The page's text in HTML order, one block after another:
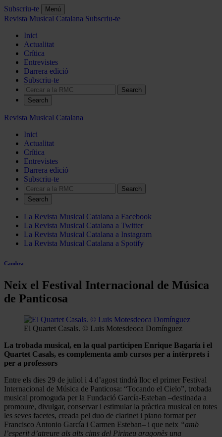
Subscriu-te Menú
Revista Musical Catalana Subscriu-te
Inici
Actualitat
Crítica
Entrevistes
Darrera edició
Subscriu-te
Search
Revista Musical Catalana
Inici
Actualitat
Crítica
Entrevistes
Darrera edició
Subscriu-te
Search
La Revista Musical Catalana a Facebook
La Revista Musical Catalana a Twitter
La Revista Musical Catalana a Instagram
La Revista Musical Catalana a Spotify
Cambra
Neix el Festival Internacional de Música
de Panticosa
El Quartet Casals. © Luis Motesdeoca Domínguez
La trobada musical, en la qual participen Enrique Bagaría i el
Quartet Casals, es complementa amb cursos per a intèrprets i
per a professors
Entre els dies 29 de juliol i 4 d’agost tindrà lloc el primer Festival
Internacional de Música de Panticosa: “Tocando el Cielo”, trobada
musical promoguda per la Fundació García-Esteban –destinada a
promoure, divulgar, conservar i estimular la pràctica musical en totes
les seves facetes, creada pel duo de clarinet i piano format per
Francisco Antonio García i Carmen Esteban– i que neix “amb
l’esperit d’atreure als alts cims del Pirineu aragonès una